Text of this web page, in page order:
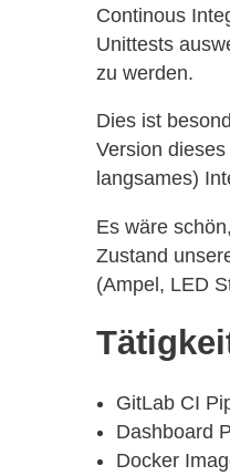
Continous
Unittests
zu werden.
Dies ist
Version
langsames)
Es wäre
Zustand
(Ampel, LED
GitLab CI
Dashboard
Docker